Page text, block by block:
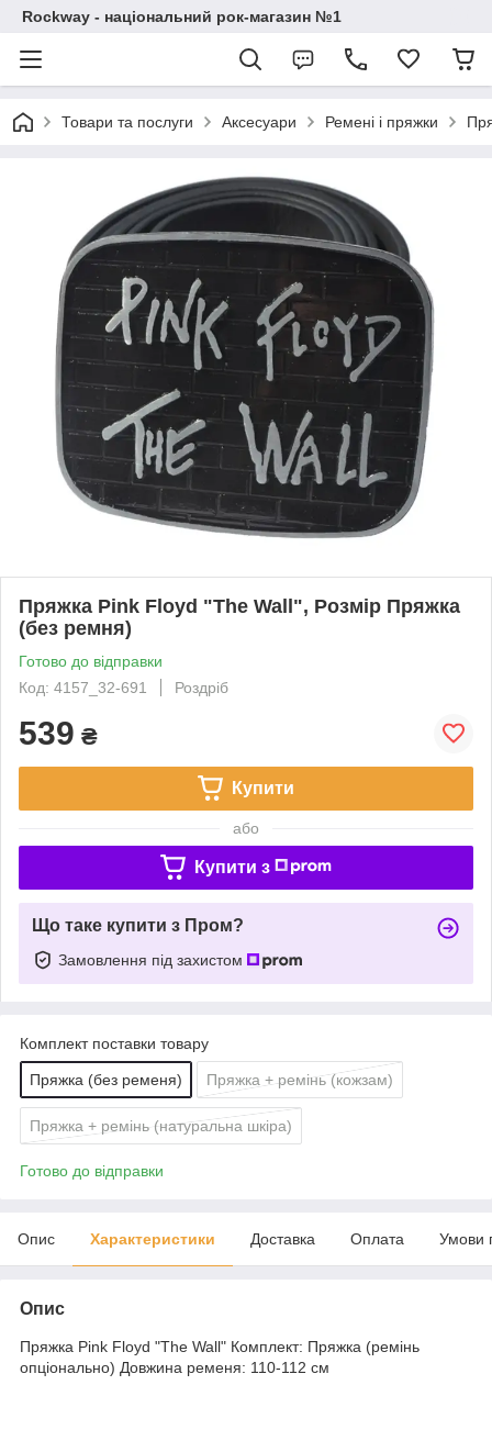
Rockway - національний рок-магазин №1
Товари та послуги Аксесуари Ремені і пряжки
Пряжка Pink Floyd "The Wall", Розмір Пряжка
(без ремня)
Готово до відправки
Код: 4157_32-691
Роздріб
539 ₴
Купити
або
Купити з
Що таке купити з Пром?
Замовлення під захистом
Комплект поставки товару
Пряжка (без ременя) Пряжка + ремінь (кожзам)
Пряжка + ремінь (натуральна шкіра)
Готово до відправки
Опис Характеристики Доставка Оплата Умови
Опис
Пряжка Pink Floyd "The Wall" Комплект: Пряжка (ремінь
опціонально) Довжина ременя: 110-112 см